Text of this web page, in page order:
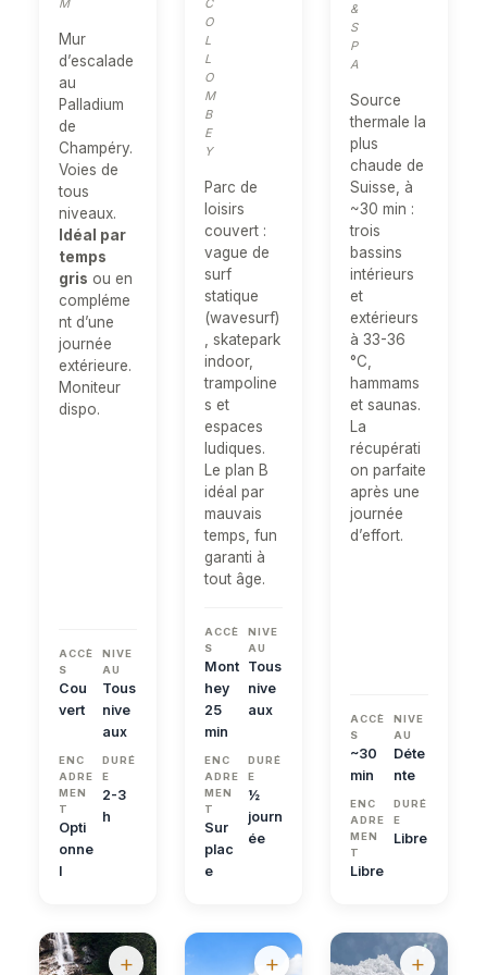
M
Mur
d’escalade
au
Palladium
de
Champéry.
Voies de
tous
niveaux.
Idéal par
temps
gris ou en
compléme
nt d’une
journée
extérieure.
Moniteur
dispo.
ACCÈ
S
Cou
vert
NIVE
AU
Tous
nive
aux
ENC
ADRE
MEN
T
Opti
onne
l
DURÉ
E
2-3
h
C
O
L
L
O
M
B
E
Y
Parc de
loisirs
couvert :
vague de
surf
statique
(wavesurf)
, skatepark
indoor,
trampoline
s et
espaces
ludiques.
Le plan B
idéal par
mauvais
temps, fun
garanti à
tout âge.
ACCÈ
S
Mont
hey
25
min
NIVE
AU
Tous
nive
aux
ENC
ADRE
MEN
T
Sur
plac
e
DURÉ
E
½
journ
ée
&
S
P
A
Source
thermale la
plus
chaude de
Suisse, à
~30 min :
trois
bassins
intérieurs
et
extérieurs
à 33-36
°C,
hammams
et saunas.
La
récupérati
on parfaite
après une
journée
d’effort.
ACCÈ
S
~30
min
NIVE
AU
Déte
nte
ENC
ADRE
MEN
T
Libre
DURÉ
E
Libre